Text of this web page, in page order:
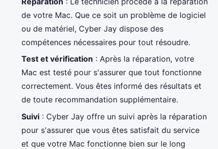
de votre Mac. Que ce soit un problème de logiciel
ou de matériel, Cyber Jay dispose des
compétences nécessaires pour tout résoudre.
Test et vérification : Après la réparation, votre
Mac est testé pour s'assurer que tout fonctionne
correctement. Vous êtes informé des résultats et
de toute recommandation supplémentaire.
Suivi : Cyber Jay offre un suivi après la réparation
pour s'assurer que vous êtes satisfait du service
et que votre Mac fonctionne bien sur le long